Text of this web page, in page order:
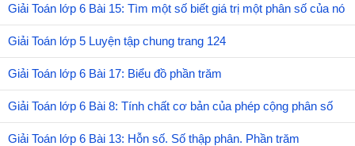
Giải Toán lớp 6 Bài 15: Tìm một số biết giá trị một phân số của nó
Giải Toán lớp 5 Luyện tập chung trang 124
Giải Toán lớp 6 Bài 17: Biểu đồ phần trăm
Giải Toán lớp 6 Bài 8: Tính chất cơ bản của phép cộng phân số
Giải Toán lớp 6 Bài 13: Hỗn số. Số thập phân. Phần trăm